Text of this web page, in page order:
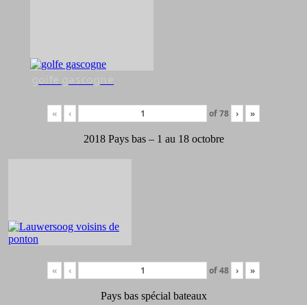
golfe gascogne
« ‹ of78 › »
2018 Pays bas – 1 au 18 octobre
« ‹ of48 › »
Pays bas spécial bateaux